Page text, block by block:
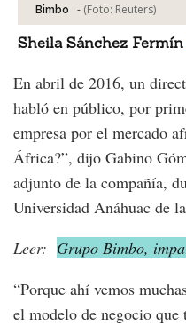
Bimbo - (Foto: Reuters)
Sheila Sánchez Fermín
En abril de 2016, un
habló en público, por
empresa por el mercado
África?”, dijo Gabino
adjunto de la compañía,
Universidad Anáhuac de
Leer: Grupo Bimbo,
“Porque ahí vemos
el modelo de negocio